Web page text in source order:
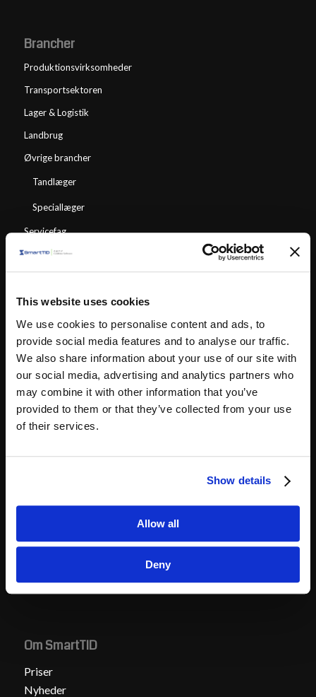
This website uses cookies
We use cookies to personalise content and ads, to
provide social media features and to analyse our traffic.
We also share information about your use of our site with
our social media, advertising and analytics partners who
may combine it with other information that you’ve
provided to them or that they’ve collected from your use
of their services.
Show details
Allow all
Deny
Brancher
Produktionsvirksomheder
Transportsektoren
Lager & Logistik
Landbrug
Øvrige brancher
Tandlæger
Speciallæger
Servicefag
SmartTID Team Planlægning
SmartPunkt
Integration til løn
bedste overenskomstmotor
Om SmartTID
Priser
Nyheder